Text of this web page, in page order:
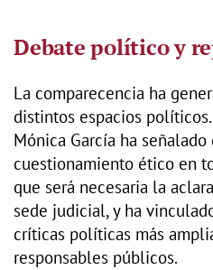
Debate político y
La comparecencia ha
distintos espacios
Mónica García ha
cuestionamiento ético en
que será necesaria la
sede judicial, y ha
críticas políticas más
responsables públicos.